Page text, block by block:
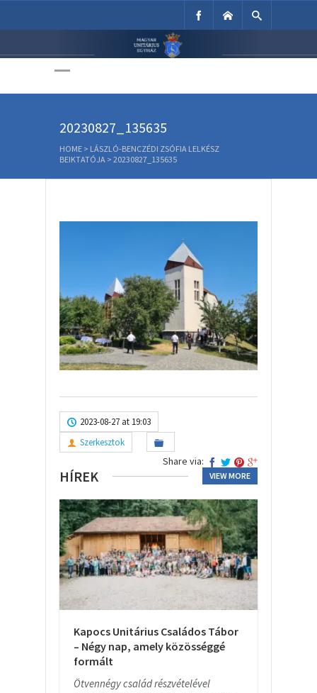
Unitárius Egyház
20230827_135635
HOME > LÁSZLÓ-BENCZÉDI ZSÓFIA LELKÉSZ
BEIKTATÓJA > 20230827_135635
2023-08-27 at 19:03
Szerkesztok
Share via:
HÍREK VIEW MORE
Kapocs Unitárius Családos Tábor
– Négy nap, amely közösséggé
formált
Ötvennégy család részvételével